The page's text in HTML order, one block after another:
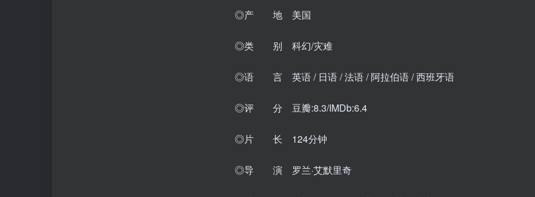
◎产 地 美国
◎类 别 科幻/灾难
◎语 言 英语 / 日语 / 法语 / 阿拉伯语 / 西班牙语
◎评 分 豆瓣:8.3/IMDb:6.4
◎片 长 124分钟
◎导 演 罗兰·艾默里奇